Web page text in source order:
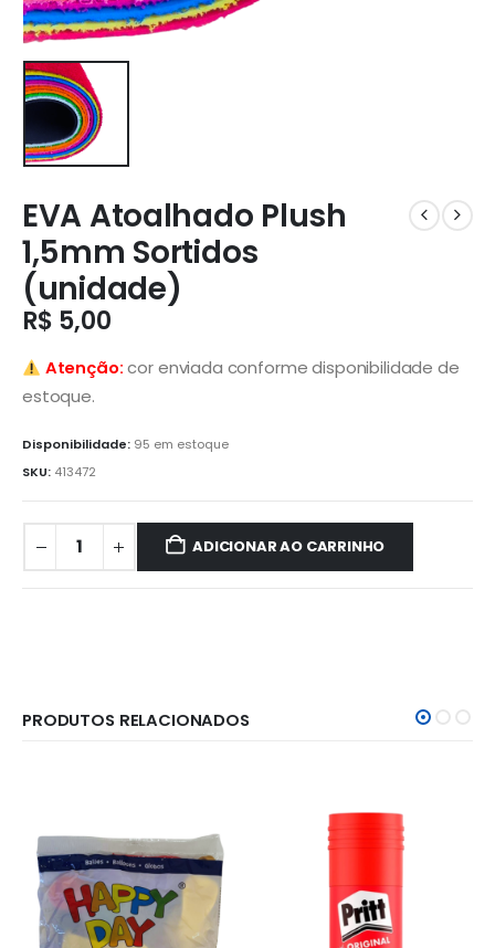
EVA Atoalhado Plush
1,5mm Sortidos
(unidade)
R$ 5,00
Atenção:cor enviada conforme disponibilidade de
estoque.
Disponibilidade: 95 em estoque
SKU: 413472
ADICIONAR AO CARRINHO
PRODUTOS RELACIONADOS